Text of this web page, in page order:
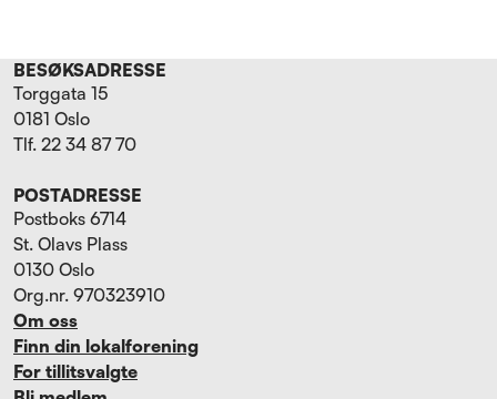
BESØKSADRESSE
Torggata 15
0181 Oslo
Tlf. 22 34 87 70
POSTADRESSE
Postboks 6714
St. Olavs Plass
0130 Oslo
Org.nr. 970323910
Om oss
Finn din lokalforening
For tillitsvalgte